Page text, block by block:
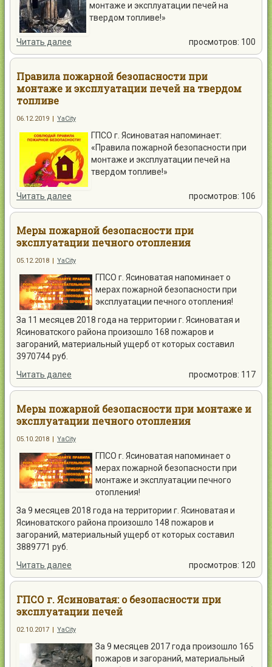
монтаже и эксплуатации печей на
твердом топливе!»
Читать далее просмотров: 100
Правила пожарной безопасности при
монтаже и эксплуатации печей на твердом
топливе
06.12.2019 | YaCity
ГПСО г. Ясиноватая напоминает:
«Правила пожарной безопасности при
монтаже и эксплуатации печей на
твердом топливе!»
Читать далее просмотров: 106
Меры пожарной безопасности при
эксплуатации печного отопления
05.12.2018 | YaCity
ГПСО г. Ясиноватая напоминает о
мерах пожарной безопасности при
эксплуатации печного отопления!
За 11 месяцев 2018 года на территории г. Ясиноватая и
Ясиноватского района произошло 168 пожаров и
загораний, материальный ущерб от которых составил
3970744 руб.
Читать далее
просмотров: 117
Меры пожарной безопасности при монтаже и
эксплуатации печного отопления
05.10.2018 | YaCity
ГПСО г. Ясиноватая напоминает о
мерах пожарной безопасности при
монтаже и эксплуатации печного
отопления!
За 9 месяцев 2018 года на территории г. Ясиноватая и
Ясиноватского района произошло 148 пожаров и
загораний, материальный ущерб от которых составил
3889771 руб.
Читать далее
просмотров: 120
ГПСО г. Ясиноватая: о безопасности при
эксплуатации печей
02.10.2017 | YaCity
За 9 месяцев 2017 года произошло 165
пожаров и загораний, материальный